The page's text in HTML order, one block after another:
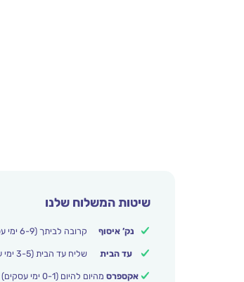
שיטות המשלוח שלנו
נק’ איסוף קרובה לביתך (6-9 ימי עסקים) – 16 ₪. הזמנות מעל 250 ₪ משלוח חינם.
עד הבית שליח עד הבית (3-5 ימי עסקים) – 24 ₪. הזמנות מעל 399 ₪ משלוח חינם.
אקספרס מהיום להיום (0-1 ימי עסקים) – 37 ₪.